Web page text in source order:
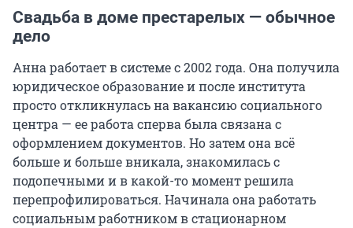
Свадьба в доме престарелых — обычное
дело
Анна работает в системе с 2002 года. Она получила
юридическое образование и после института
просто откликнулась на вакансию социального
центра — ее работа сперва была связана с
оформлением документов. Но затем она всё
больше и больше вникала, знакомилась с
подопечными и в какой-то момент решила
перепрофилироваться. Начинала она работать
социальным работником в стационарном